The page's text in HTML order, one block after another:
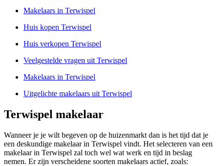
Makelaars in Terwispel
Huis kopen Terwispel
Huis verkopen Terwispel
Veelgestelde vragen uit Terwispel
Makelaars in Terwispel
Uitgelichte makelaars uit Terwispel
Terwispel makelaar
Wanneer je je wilt begeven op de huizenmarkt dan is het tijd dat je
een deskundige makelaar in Terwispel vindt. Het selecteren van een
makelaar in Terwispel zal toch wel wat werk en tijd in beslag
nemen. Er zijn verscheidene soorten makelaars actief, zoals: